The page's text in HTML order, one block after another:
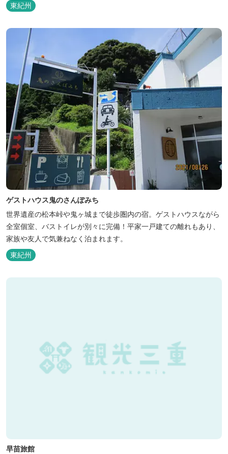
東紀州
ゲストハウス鬼のさんぽみち
世界遺産の松本峠や鬼ヶ城まで徒歩圏内の宿。ゲストハウスながら
全室個室、バストイレが別々に完備！平家一戸建ての離れもあり、
家族や友人で気兼ねなく泊まれます。
東紀州
早苗旅館